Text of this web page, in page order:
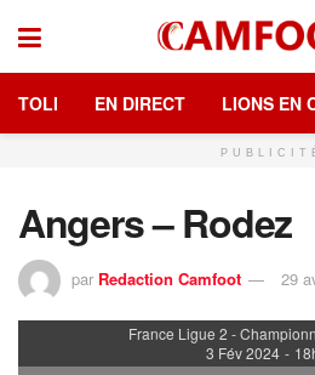
TOLI EN DIRECT LIONS EN
Angers – Rodez
par Redaction Camfoot 29
France Ligue 2 -
3 Fév 2024 -